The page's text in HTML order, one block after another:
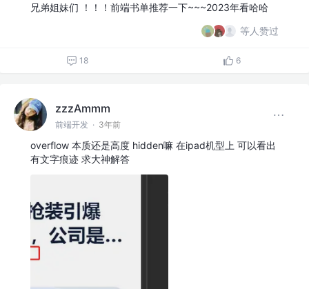
兄弟姐妹们 ！！！前端书单推荐一下~~~2023年看哈哈
等人赞过
18 6
zzzAmmm
前端开发 · 3年前
overflow 本质还是高度 hidden嘛 在ipad机型上 可以看出
有文字痕迹 求大神解答